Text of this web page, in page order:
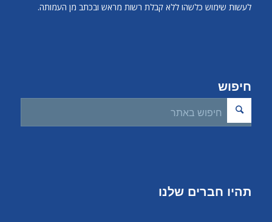
לעשות שימוש כלשהו ללא קבלת רשות מראש ובכתב מן העמותה.
חיפוש
תהיו חברים שלנו